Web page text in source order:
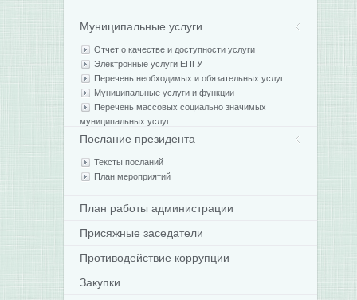
Муниципальные услуги
Отчет о качестве и доступности услуги
Электронные услуги ЕПГУ
Перечень необходимых и обязательных услуг
Муниципальные услуги и функции
Перечень массовых социально значимых
муниципальных услуг
Послание президента
Тексты посланий
План мероприятий
План работы администрации
Присяжные заседатели
Противодействие коррупции
Закупки